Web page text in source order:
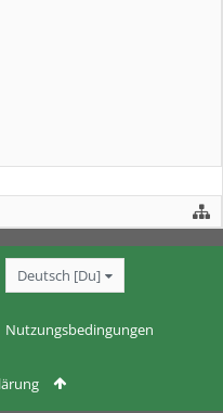
Deutsch [Du]
Nutzungsbedingungen